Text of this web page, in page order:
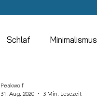
Schlaf Minimalismus
Peakwolf
31. Aug. 2020
3 Min. Lesezeit